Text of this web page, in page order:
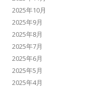
2025年10月
2025年9月
2025年8月
2025年7月
2025年6月
2025年5月
2025年4月